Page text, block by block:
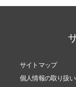
サイトマップ
個人情報の取り扱